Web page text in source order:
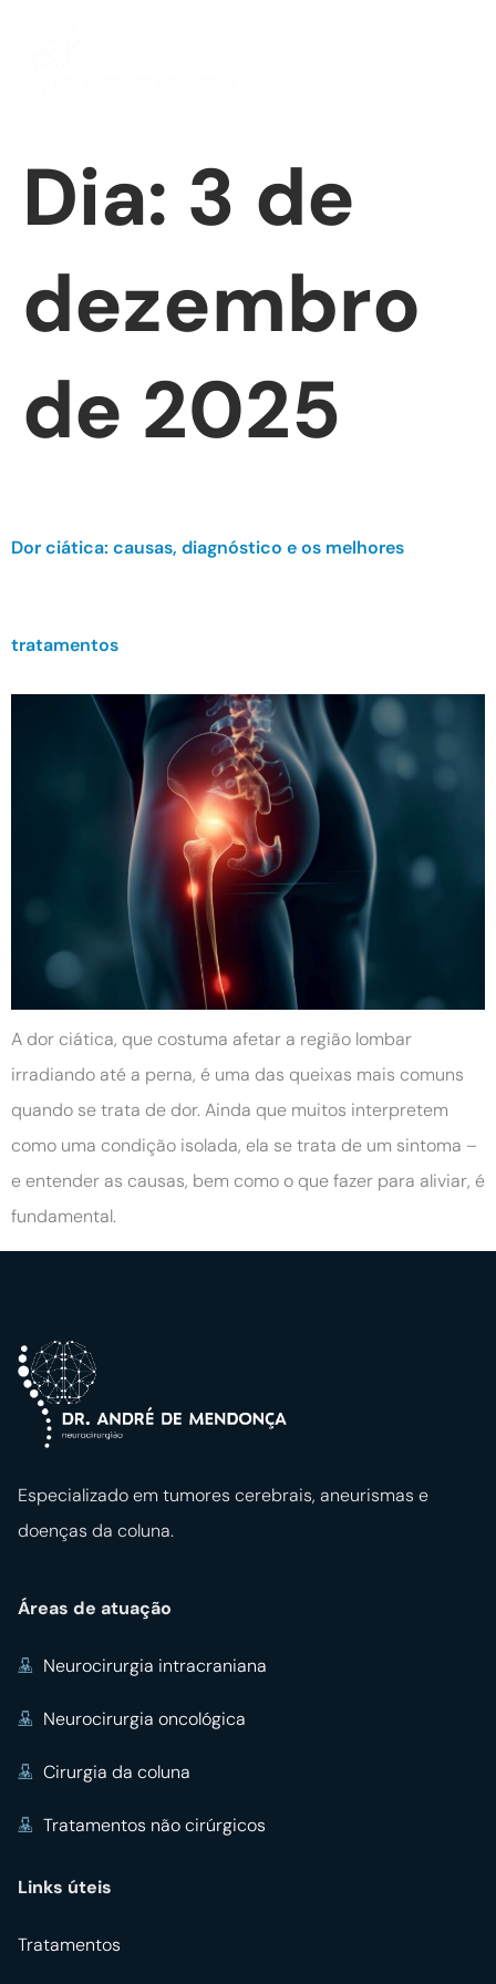
Dia: 3 de
dezembro
de 2025
Dor ciática: causas, diagnóstico e os melhores
tratamentos
A dor ciática, que costuma afetar a região lombar
irradiando até a perna, é uma das queixas mais comuns
quando se trata de dor. Ainda que muitos interpretem
como uma condição isolada, ela se trata de um sintoma –
e entender as causas, bem como o que fazer para aliviar, é
fundamental.
Especializado em tumores cerebrais, aneurismas e
doenças da coluna.
Áreas de atuação
Neurocirurgia intracraniana
Neurocirurgia oncológica
Cirurgia da coluna
Tratamentos não cirúrgicos
Links úteis
Tratamentos